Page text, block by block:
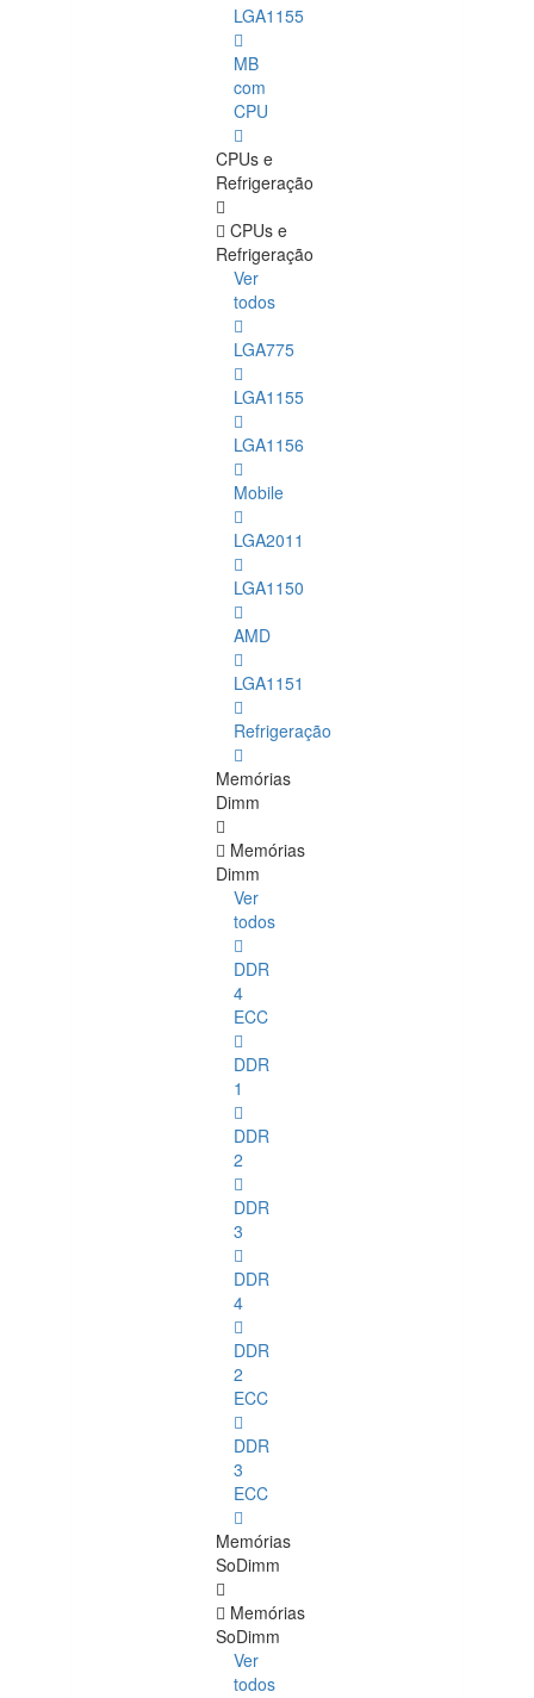
LGA1155
MB
com
CPU
CPUs e
Refrigeração
CPUs e
Refrigeração
Ver
todos
LGA775
LGA1155
LGA1156
Mobile
LGA2011
LGA1150
AMD
LGA1151
Refrigeração
Memórias
Dimm
Memórias
Dimm
Ver
todos
DDR
4
ECC
DDR
1
DDR
2
DDR
3
DDR
4
DDR
2
ECC
DDR
3
ECC
Memórias
SoDimm
Memórias
SoDimm
Ver
todos